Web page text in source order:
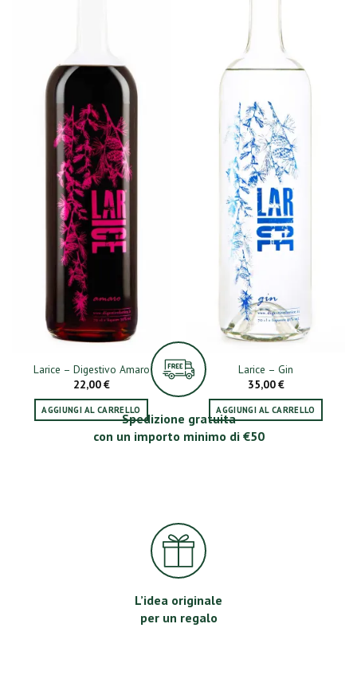
Larice – Digestivo Amaro
22,00€
AGGIUNGI AL CARRELLO
Larice – Gin
35,00€
AGGIUNGI AL CARRELLO
Spedizione gratuita
con un importo minimo di €50
L’idea originale
per un regalo